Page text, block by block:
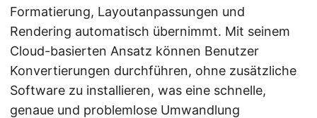
Formatierung, Layoutanpassungen und
Rendering automatisch übernimmt. Mit seinem
Cloud-basierten Ansatz können Benutzer
Konvertierungen durchführen, ohne zusätzliche
Software zu installieren, was eine schnelle,
genaue und problemlose Umwandlung